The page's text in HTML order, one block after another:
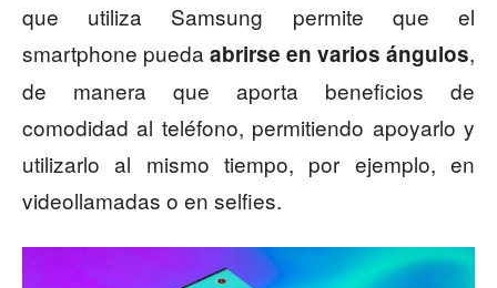
que utiliza Samsung permite que el
smartphone pueda abrirse en varios ángulos,
de manera que aporta beneficios de
comodidad al teléfono, permitiendo apoyarlo y
utilizarlo al mismo tiempo, por ejemplo, en
videollamadas o en selfies.